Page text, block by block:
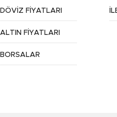
DÖVİZ FİYATLARI
ALTIN FİYATLARI
BORSALAR